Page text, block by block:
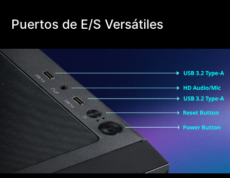
Puertos de E/S Versátiles